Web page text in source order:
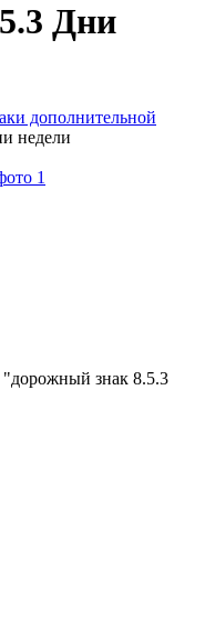
Дни
дополнительной
недели
"дорожный знак 8.5.3